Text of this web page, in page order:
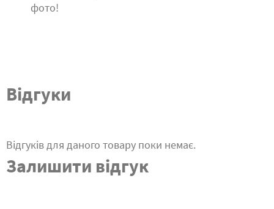
фото!
Відгуки
Відгуків для даного товару поки немає.
Залишити відгук